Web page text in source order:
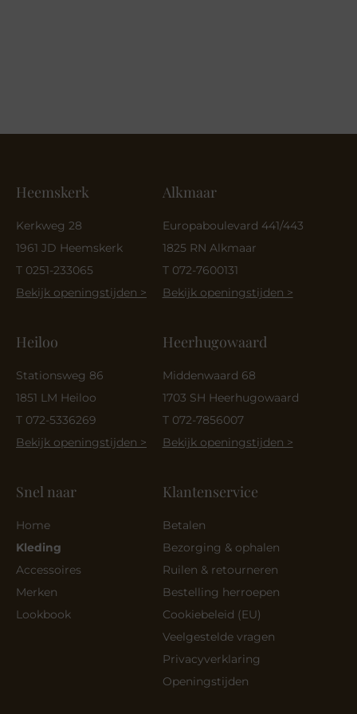
Heemskerk
Kerkweg 28
1961 JD Heemskerk
T 0251-233065
Bekijk openingstijden >
Heiloo
Stationsweg 86
1851 LM Heiloo
T 072-5336269
Bekijk openingstijden >
Alkmaar
Europaboulevard 441/443
1825 RN Alkmaar
T 072-7600131
Bekijk openingstijden >
Heerhugowaard
Middenwaard 68
1703 SH Heerhugowaard
T 072-7856007
Bekijk openingstijden >
Snel naar
Home
Kleding
Accessoires
Merken
Lookbook
Klantenservice
Betalen
Bezorging & ophalen
Ruilen & retourneren
Bestelling herroepen
Cookiebeleid (EU)
Veelgestelde vragen
Privacyverklaring
Openingstijden